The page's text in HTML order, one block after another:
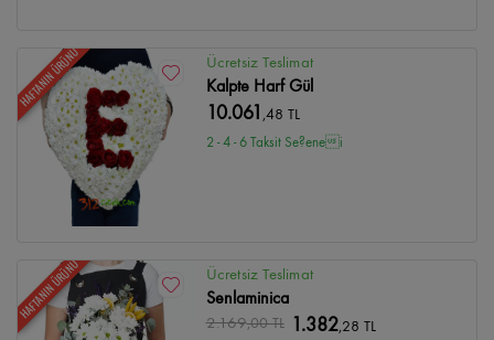
HAFTANIN ÜRÜNÜ Ücretsiz Teslimat
Kalpte Harf Gül
10.061 ,48 TL
2 - 4 - 6 Taksit Se?enei
HAFTANIN ÜRÜNÜ Ücretsiz Teslimat
Senlaminica
2.169,00 TL 1.382,28 TL